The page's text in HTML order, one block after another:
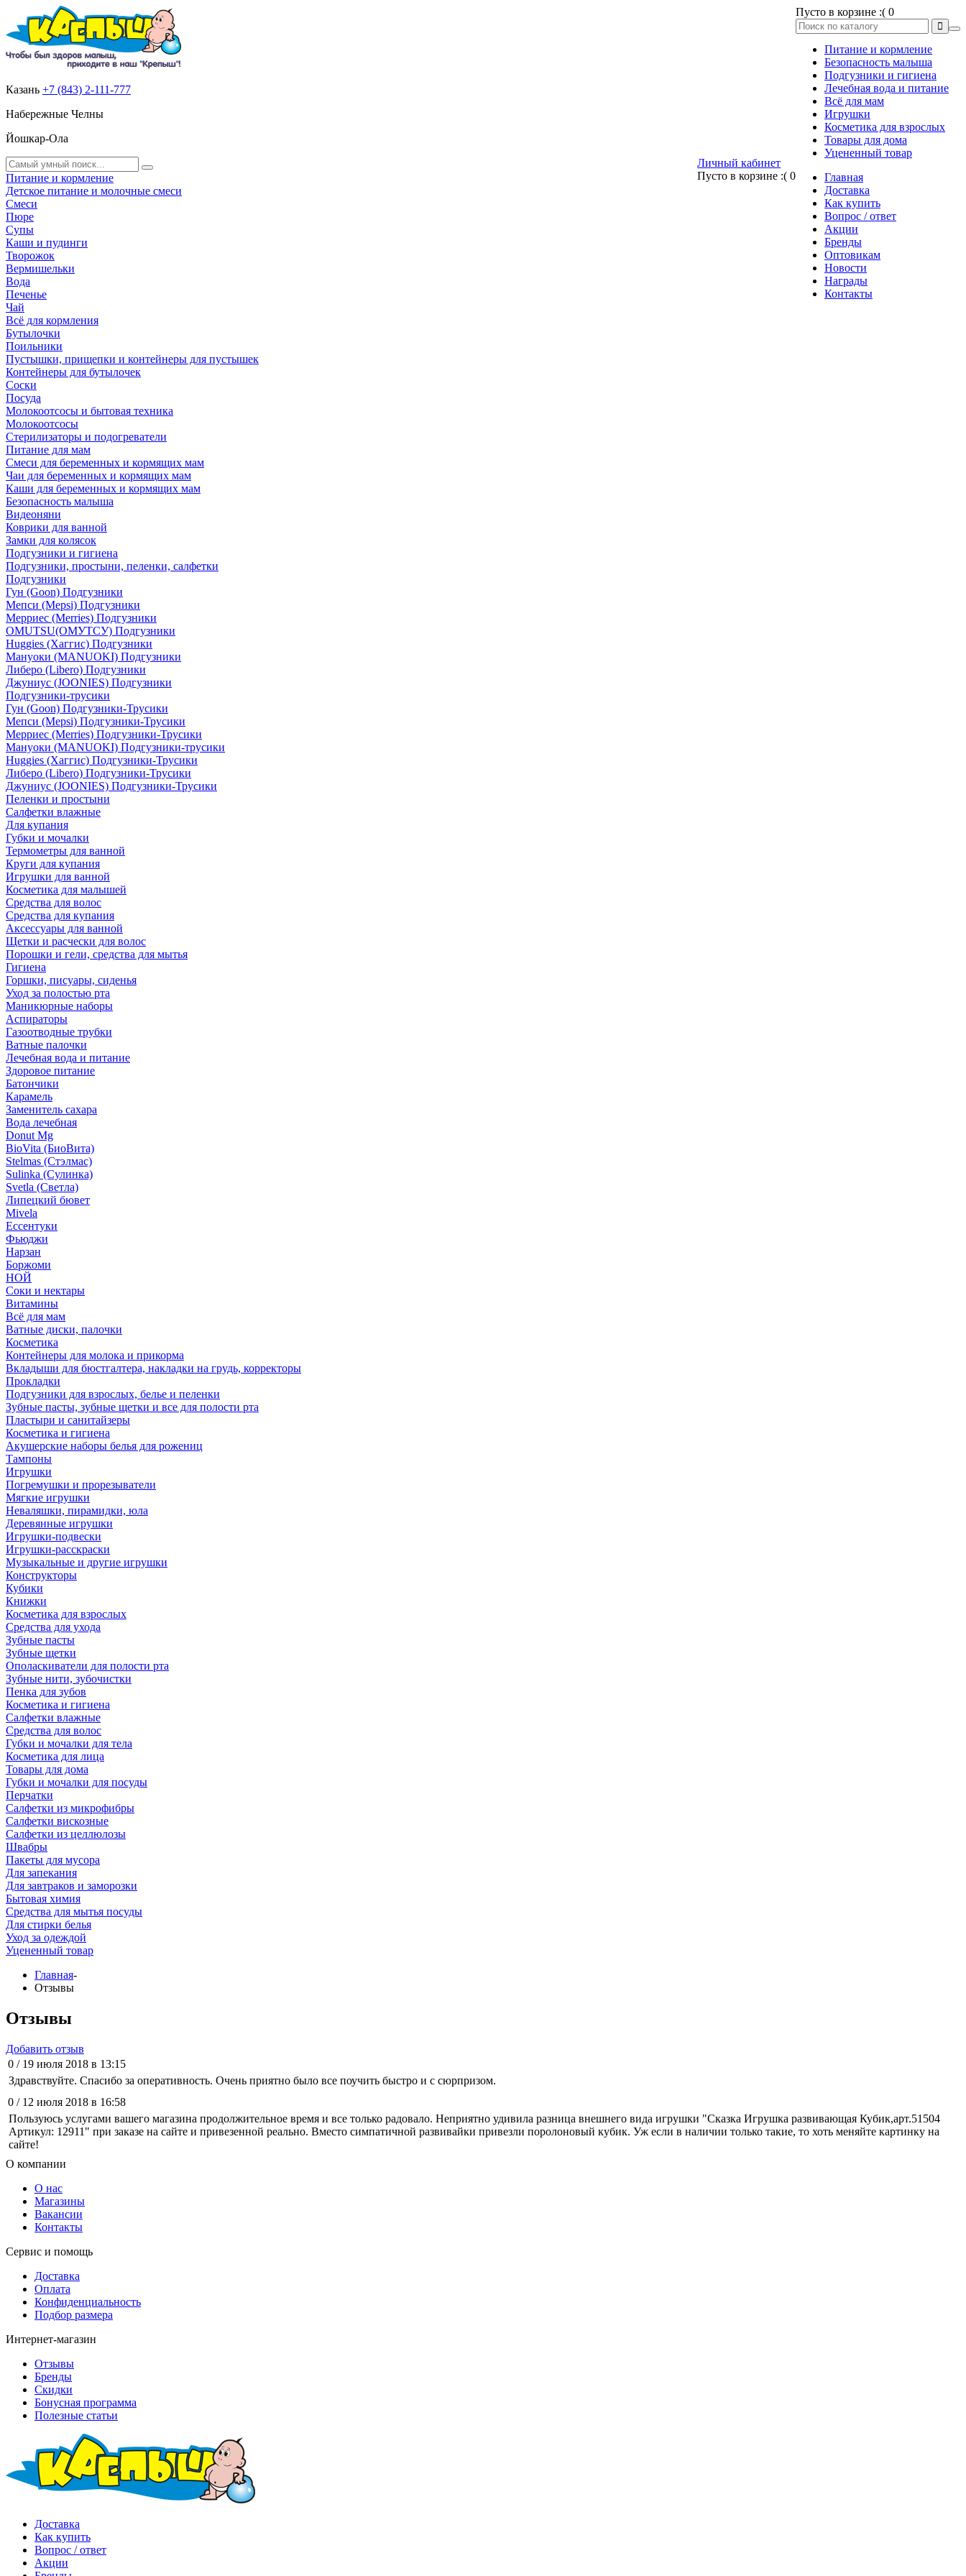
Пусто в корзине :( 0
Питание и кормление
Безопасность малыша
Подгузники и гигиена
Лечебная вода и питание
Всё для мам
Игрушки
Косметика для взрослых
Товары для дома
Уцененный товар
Главная
Доставка
Как купить
Вопрос / ответ
Акции
Бренды
Оптовикам
Новости
Награды
Контакты
Казань +7 (843) 2-111-777
Набережные Челны
Йошкар-Ола
Личный кабинет
Пусто в корзине :( 0
Питание и кормление
Детское питание и молочные смеси
Смеси
Пюре
Супы
Каши и пудинги
Творожок
Вермишельки
Вода
Печенье
Чай
Всё для кормления
Бутылочки
Поильники
Пустышки, прищепки и контейнеры для пустышек
Контейнеры для бутылочек
Соски
Посуда
Молокоотсосы и бытовая техника
Молокоотсосы
Стерилизаторы и подогреватели
Питание для мам
Смеси для беременных и кормящих мам
Чаи для беременных и кормящих мам
Каши для беременных и кормящих мам
Безопасность малыша
Видеоняни
Коврики для ванной
Замки для колясок
Подгузники и гигиена
Подгузники, простыни, пеленки, салфетки
Подгузники
Гун (Goon) Подгузники
Мепси (Mepsi) Подгузники
Мерриес (Merries) Подгузники
OMUTSU(ОМУТСУ) Подгузники
Huggies (Хаггис) Подгузники
Мануоки (MANUOKI) Подгузники
Либеро (Libero) Подгузники
Джуниус (JOONIES) Подгузники
Подгузники-трусики
Гун (Goon) Подгузники-Трусики
Мепси (Mepsi) Подгузники-Трусики
Мерриес (Merries) Подгузники-Трусики
Мануоки (MANUOKI) Подгузники-трусики
Huggies (Хаггис) Подгузники-Трусики
Либеро (Libero) Подгузники-Трусики
Джуниус (JOONIES) Подгузники-Трусики
Пеленки и простыни
Салфетки влажные
Для купания
Губки и мочалки
Термометры для ванной
Круги для купания
Игрушки для ванной
Косметика для малышей
Средства для волос
Средства для купания
Аксессуары для ванной
Щетки и расчески для волос
Порошки и гели, средства для мытья
Гигиена
Горшки, писуары, сиденья
Уход за полостью рта
Маникюрные наборы
Аспираторы
Газоотводные трубки
Ватные палочки
Лечебная вода и питание
Здоровое питание
Батончики
Карамель
Заменитель сахара
Вода лечебная
Donut Mg
BioVita (БиоВита)
Stelmas (Стэлмас)
Sulinka (Сулинка)
Svetla (Светла)
Липецкий бювет
Mivela
Ессентуки
Фьюджи
Нарзан
Боржоми
НОЙ
Соки и нектары
Витамины
Всё для мам
Ватные диски, палочки
Косметика
Контейнеры для молока и прикорма
Вкладыши для бюстгалтера, накладки на грудь, корректоры
Прокладки
Подгузники для взрослых, белье и пеленки
Зубные пасты, зубные щетки и все для полости рта
Пластыри и санитайзеры
Косметика и гигиена
Акушерские наборы белья для рожениц
Тампоны
Игрушки
Погремушки и прорезыватели
Мягкие игрушки
Неваляшки, пирамидки, юла
Деревянные игрушки
Игрушки-подвески
Игрушки-расскраски
Музыкальные и другие игрушки
Конструкторы
Кубики
Книжки
Косметика для взрослых
Средства для ухода
Зубные пасты
Зубные щетки
Ополаскиватели для полости рта
Зубные нити, зубочистки
Пенка для зубов
Косметика и гигиена
Салфетки влажные
Средства для волос
Губки и мочалки для тела
Косметика для лица
Товары для дома
Губки и мочалки для посуды
Перчатки
Салфетки из микрофибры
Салфетки вискозные
Салфетки из целлюлозы
Швабры
Пакеты для мусора
Для запекания
Для завтраков и заморозки
Бытовая химия
Средства для мытья посуды
Для стирки белья
Уход за одеждой
Уцененный товар
Главная-
Отзывы
Отзывы
Добавить отзыв
0 / 19 июля 2018 в 13:15
Здравствуйте. Спасибо за оперативность. Очень приятно было все поучить быстро и с сюрпризом.
0 / 12 июля 2018 в 16:58
Пользуюсь услугами вашего магазина продолжительное время и все только радовало. Неприятно удивила разница внешнего вида игрушки "Сказка Игрушка развивающая Кубик,арт.51504
Артикул: 12911" при заказе на сайте и привезенной реально. Вместо симпатичной развивайки привезли поролоновый кубик. Уж если в наличии только такие, то хоть меняйте картинку на
сайте!
О компании
О нас
Магазины
Вакансии
Контакты
Сервис и помощь
Доставка
Оплата
Конфиденциальность
Подбор размера
Интернет-магазин
Отзывы
Бренды
Скидки
Бонусная программа
Полезные статьи
Доставка
Как купить
Вопрос / ответ
Акции